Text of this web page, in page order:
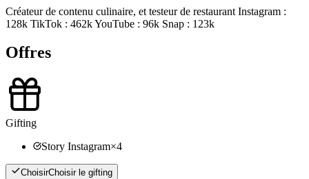
Créateur de contenu culinaire, et testeur de restaurant Instagram :
128k TikTok : 462k YouTube : 96k Snap : 123k
Offres
Gifting
Story Instagram×4
ChoisirChoisir le gifting